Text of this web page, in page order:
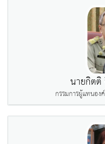
นายกิตติ
กรรมการผู้แทนอ